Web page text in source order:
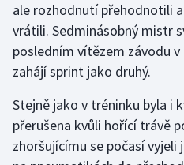
Gymnastika
Házená
Judo
ale rozhodnutí přehodnotili
vrátili. Sedminásobný mistr
posledním vítězem závodu v
zahájí sprint jako druhý.
Stejně jako v tréninku byla i
přerušena kvůli hořící trávě
zhoršujícímu se počasí vyjeli